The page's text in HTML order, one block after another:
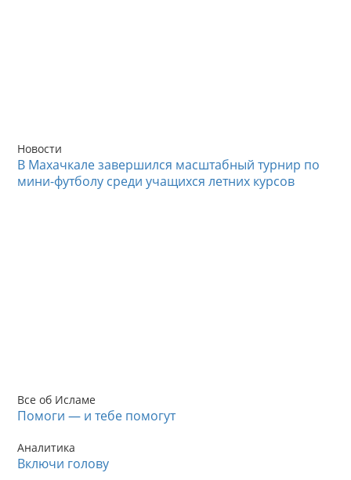
Новости
В Махачкале завершился масштабный турнир по
мини-футболу среди учащихся летних курсов
Все об Исламе
Помоги — и тебе помогут
Аналитика
Включи голову